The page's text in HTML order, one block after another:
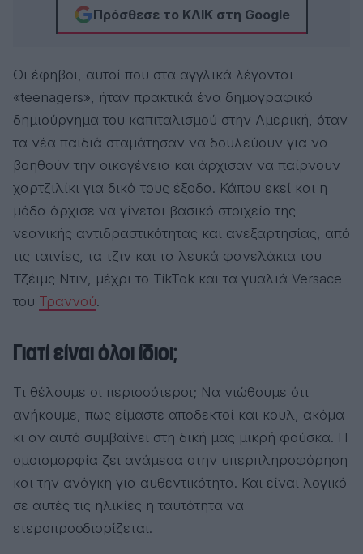
Πρόσθεσε το ΚΛΙΚ στη Google
Οι έφηβοι, αυτοί που στα αγγλικά λέγονται
«teenagers», ήταν πρακτικά ένα δημογραφικό
δημιούργημα του καπιταλισμού στην Αμερική, όταν
τα νέα παιδιά σταμάτησαν να δουλεύουν για να
βοηθούν την οικογένεια και άρχισαν να παίρνουν
χαρτζιλίκι για δικά τους έξοδα. Κάπου εκεί και η
μόδα άρχισε να γίνεται βασικό στοιχείο της
νεανικής αντιδραστικότητας και ανεξαρτησίας, από
τις ταινίες, τα τζιν και τα λευκά φανελάκια του
Τζέιμς Ντιν, μέχρι το TikTok και τα γυαλιά Versace
του Τραννού.
Γιατί είναι όλοι ίδιοι;
Τι θέλουμε οι περισσότεροι; Να νιώθουμε ότι
ανήκουμε, πως είμαστε αποδεκτοί και κουλ, ακόμα
κι αν αυτό συμβαίνει στη δική μας μικρή φούσκα. Η
ομοιομορφία ζει ανάμεσα στην υπερπληροφόρηση
και την ανάγκη για αυθεντικότητα. Και είναι λογικό
σε αυτές τις ηλικίες η ταυτότητα να
ετεροπροσδιορίζεται.